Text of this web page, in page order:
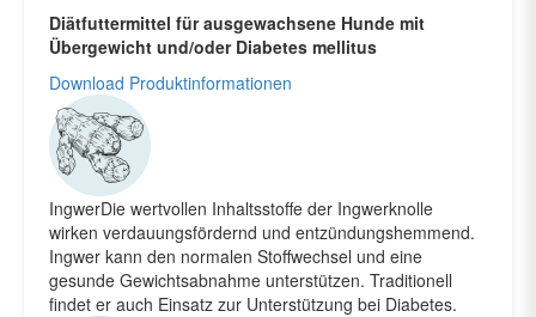
Diätfuttermittel für ausgewachsene Hunde mit
Übergewicht und/oder Diabetes mellitus
Download Produktinformationen
IngwerDie wertvollen Inhaltsstoffe der Ingwerknolle
wirken verdauungsfördernd und entzündungshemmend.
Ingwer kann den normalen Stoffwechsel und eine
gesunde Gewichtsabnahme unterstützen. Traditionell
findet er auch Einsatz zur Unterstützung bei Diabetes.